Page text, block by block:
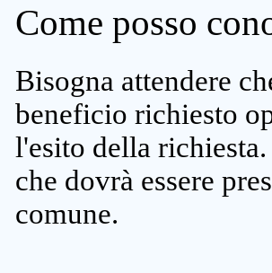
Come posso
Bisogna attendere
beneficio richiesto
l'esito della
che dovrà essere
comune.